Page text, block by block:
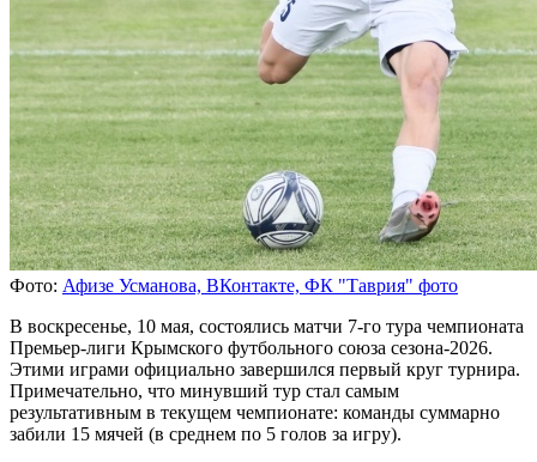
Фото: Афизе Усманова, ВКонтакте, ФК "Таврия" фото
В воскресенье, 10 мая, состоялись матчи 7-го тура чемпионата
Премьер-лиги Крымского футбольного союза сезона-2026.
Этими играми официально завершился первый круг турнира.
Примечательно, что минувший тур стал самым
результативным в текущем чемпионате: команды суммарно
забили 15 мячей (в среднем по 5 голов за игру).